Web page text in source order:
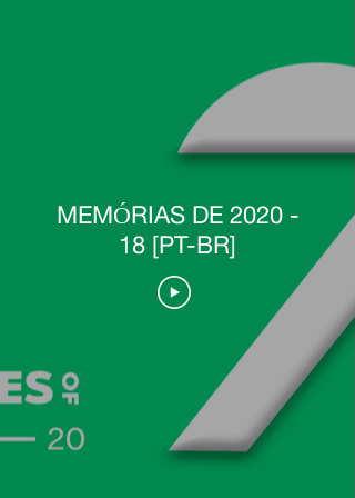
MEMÓRIAS DE 2020 -
18 [PT-BR]